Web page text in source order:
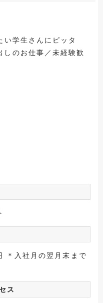
い学生さんにピッタ
のお仕事／未経験歓
入社月の翌月末まで
ス